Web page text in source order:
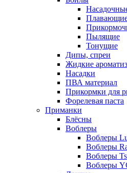
Пылящие
Тонущие
Дипы, спреи
Жидкие
Насадки
ПВА материал
Прикормки для
Форелевая паста
Приманки
Блёсны
Воблеры
Воблеры
Воблеры
Воблеры
Воблеры